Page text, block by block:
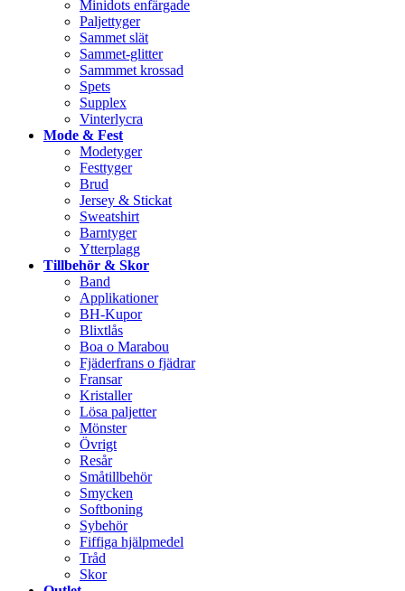
Minidots enfärgade
Paljettyger
Sammet slät
Sammet-glitter
Sammmet krossad
Spets
Supplex
Vinterlycra
Mode & Fest
Modetyger
Festtyger
Brud
Jersey & Stickat
Sweatshirt
Barntyger
Ytterplagg
Tillbehör & Skor
Band
Applikationer
BH-Kupor
Blixtlås
Boa o Marabou
Fjäderfrans o fjädrar
Fransar
Kristaller
Lösa paljetter
Mönster
Övrigt
Resår
Småtillbehör
Smycken
Softboning
Sybehör
Fiffiga hjälpmedel
Tråd
Skor